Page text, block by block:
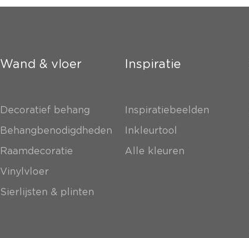
Wand & vloer
Decoratief behang
Behangbenodigdheden
Raamdecoratie
Vinylvloer
Sierlijsten & plinten
Inspiratie
Inspiratiebeelden
Inkleurtool
Alle kleuren